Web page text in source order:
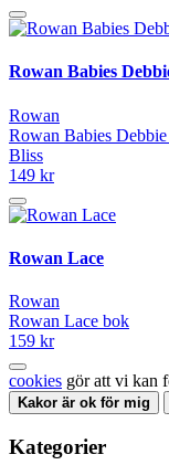
Rowan Babies
Rowan
Rowan Babies
Bliss
149 kr
Rowan Lace
Rowan
Rowan Lace bok
159 kr
cookies gör att vi kan
Kakor är ok för mig
Kategorier